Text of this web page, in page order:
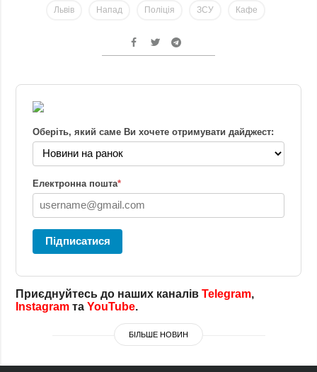
Львів Напад Поліція ЗСУ Кафе
Оберіть, який саме Ви хочете отримувати дайджест:
Електронна пошта*
Підписатися
Приєднуйтесь до наших каналівTelegram,
Instagram таYouTube.
БІЛЬШЕ НОВИН